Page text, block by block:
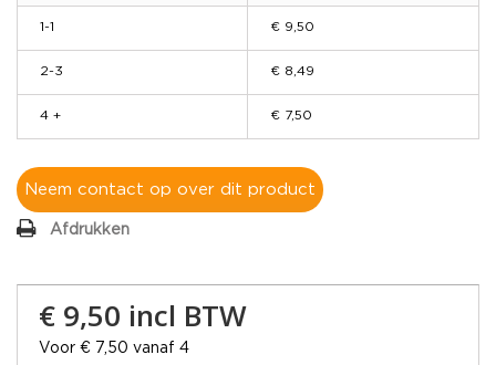
1-1 € 9,50
2-3 € 8,49
4 + € 7,50
Neem contact op over dit product
Afdrukken
€ 9,50 incl BTW
Voor € 7,50 vanaf 4